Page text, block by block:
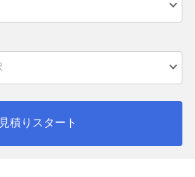
見積りスタート